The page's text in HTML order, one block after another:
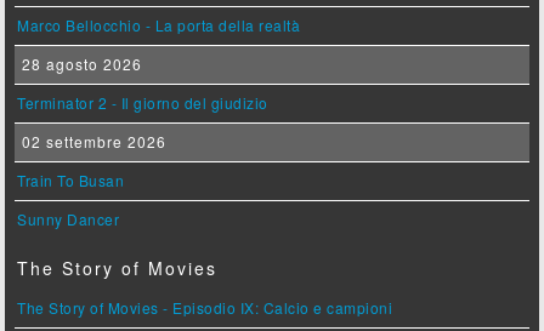
Marco Bellocchio - La porta della realtà
28 agosto 2026
Terminator 2 - Il giorno del giudizio
02 settembre 2026
Train To Busan
Sunny Dancer
The Story of Movies
The Story of Movies - Episodio IX: Calcio e campioni